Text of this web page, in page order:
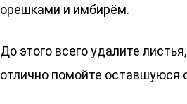
орешками и имбирём.
До этого всего удалите
отлично помойте оставшуюся